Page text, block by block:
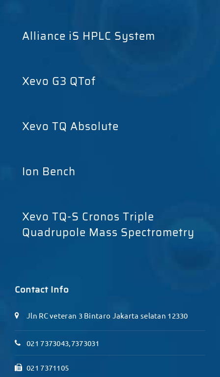
Alliance iS HPLC System
Xevo G3 QTof
Xevo TQ Absolute
Ion Bench
Xevo TQ-S Cronos Triple
Quadrupole Mass Spectrometry
Contact Info
Jln RC veteran 3 Bintaro Jakarta selatan 12330
021 7373043,7373031
021 7371105